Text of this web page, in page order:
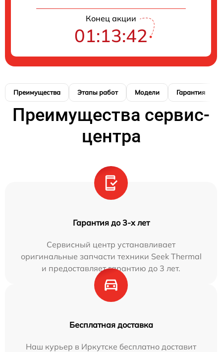
Конец акции
01:13:41
Преимущества Этапы работ Модели Гарантия
Преимущества сервис-
центра
Гарантия до 3-х лет
Сервисный центр устанавливает
оригинальные запчасти техники Seek Thermal
и предоставляет гарантию до 3 лет.
Бесплатная доставка
Наш курьер в Иркутске бесплатно доставит